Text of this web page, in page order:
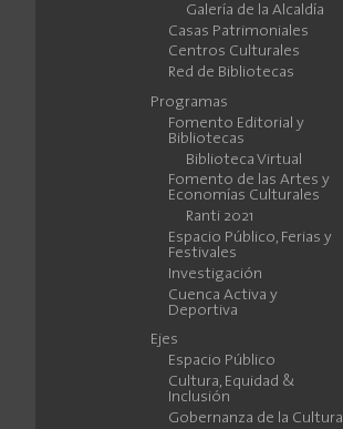
Galería de la Alcaldía
Casas Patrimoniales
Centros Culturales
Red de Bibliotecas
Programas
Fomento Editorial y
Bibliotecas
Biblioteca Virtual
Fomento de las Artes y
Economías Culturales
Ranti 2021
Espacio Público, Ferias y
Festivales
Investigación
Cuenca Activa y
Deportiva
Ejes
Espacio Público
Cultura, Equidad &
Inclusión
Gobernanza de la Cultura